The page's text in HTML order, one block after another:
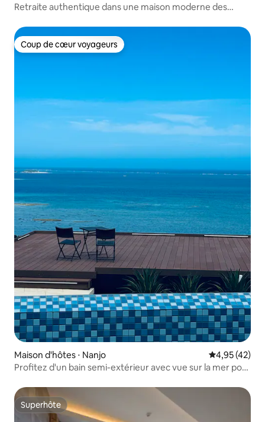
Retraite authentique dans une maison moderne des
Coup de cœur voyageurs
Coup de cœur voyageurs
Maison d'hôtes ⋅ Nanjo Évaluation
4,95 (42)
Profitez d'un bain semi-extérieur avec vue sur la mer pour
Superhôte
Superhôte